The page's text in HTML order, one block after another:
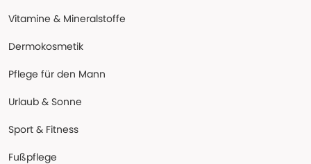
Vitamine & Mineralstoffe
Dermokosmetik
Pflege für den Mann
Urlaub & Sonne
Sport & Fitness
Fußpflege